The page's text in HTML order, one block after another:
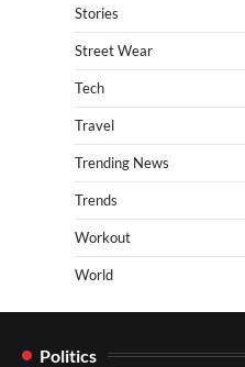
Stories
Street Wear
Tech
Travel
Trending News
Trends
Workout
World
Politics